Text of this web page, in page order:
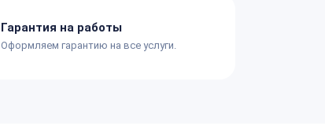
Гарантия на работы
Оформляем гарантию на все услуги.